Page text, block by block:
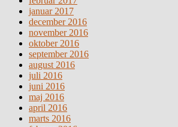
januar 2017
december 2016
november 2016
oktober 2016
september 2016
august 2016
juli 2016
juni 2016
maj 2016
april 2016
marts 2016